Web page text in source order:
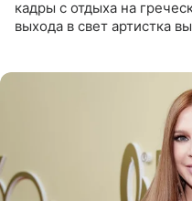
кадры с отдыха на
выхода в свет артистка